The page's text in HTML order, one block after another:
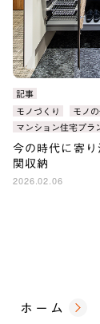
カ
テ
ゴ
リ：
記事
タ
グ：
モノづくり
モノ
マンション住宅プラ
今の時代に寄
関収納
2026.02.06
ホーム